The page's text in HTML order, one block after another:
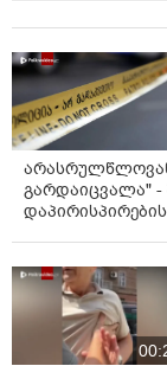
გარდაიცვალა" -
დაპირისპირების